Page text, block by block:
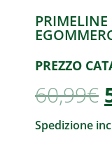
PREZZO
60,99€
Spedizione